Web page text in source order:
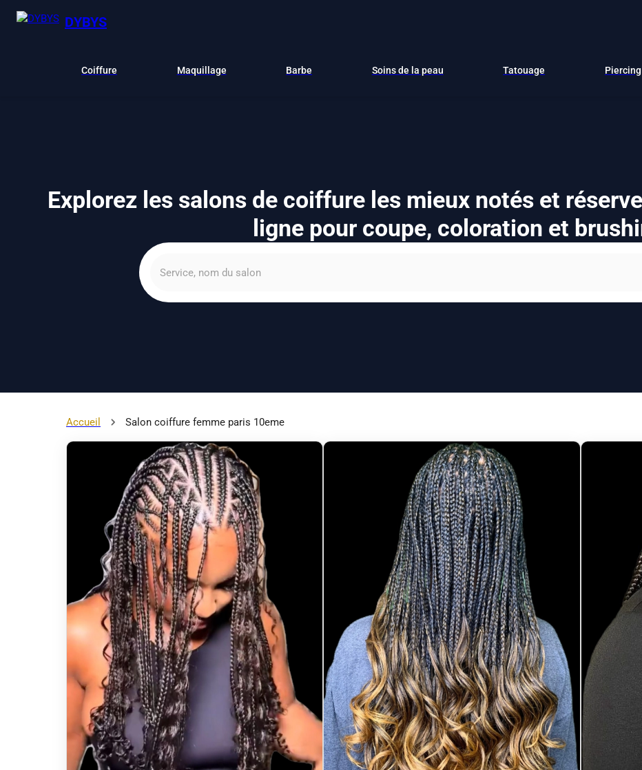
DYBYS
Coiffure Maquillage Barbe Soins de la peau Tatouage Piercing
Explorez les salons de coiffure les mieux notés et
ligne pour coupe, coloration et
Accueil Salon coiffure femme paris 10eme